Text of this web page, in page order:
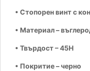
• Стопорен винт с
• Материал –
• Твърдост – 45Н
• Покритие – черно